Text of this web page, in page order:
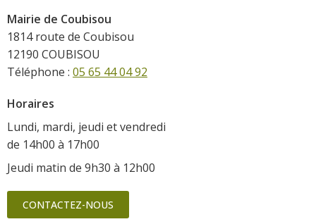
Mairie de Coubisou
1814 route de Coubisou
12190 COUBISOU
Téléphone : 05 65 44 04 92
Horaires
Lundi, mardi, jeudi et vendredi
de 14h00 à 17h00
Jeudi matin de 9h30 à 12h00
CONTACTEZ-NOUS